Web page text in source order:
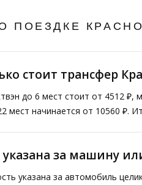
ПОЕЗДКЕ
стоит трансфер
до 6 мест стоит от 4512
мест начинается от 10560 ₽.
за машину
указана за автомобиль